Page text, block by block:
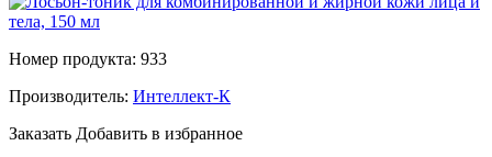
Номер продукта: 933
Производитель: Интеллект-К
Заказать Добавить в избранное